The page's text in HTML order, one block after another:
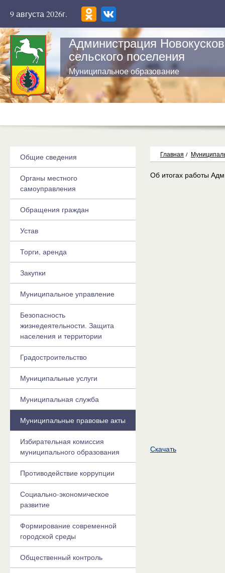
9 августа 2026г.
Администрация
сельского поселения
Муниципальное образование
Главная /
Об итогах работы
Скачать
Общие сведения
Органы местного
самоуправления
Обращения граждан
Устав
Торги, аренда
Закупки
Муниципальное управление
Безопасность
жизнедеятельности. Защита
населения и территории
Градостроительство
Муниципальные услуги
Муниципальная служба
Муниципальные правовые акты
Избирательная комиссия
муниципального образования
Противодействие коррупции
Социально-экономическое
развитие
Формирование современной
городской среды
Общественный контроль